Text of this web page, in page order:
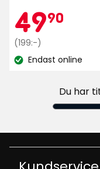
4990
kr
Ordinarie
pris
199
(199:-)
Lagersaldo:
Endast online
Du har